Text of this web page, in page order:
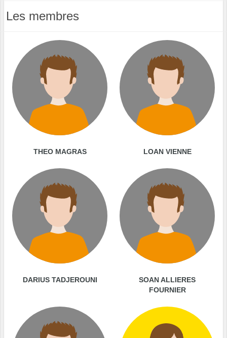
Les membres
THEO MAGRAS LOAN VIENNE
DARIUS TADJEROUNI
SOAN ALLIERES
FOURNIER